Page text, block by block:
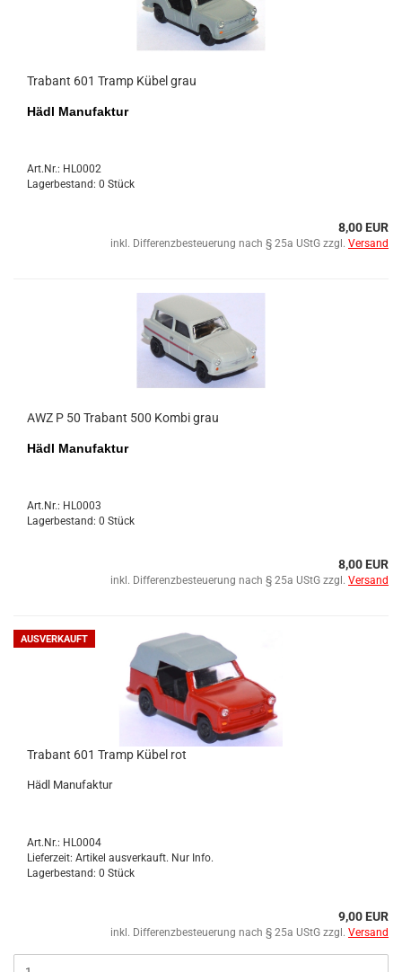
Tra­bant 601 Tramp Kübel grau
Hädl Ma­nu­fak­tur
Art.Nr.: HL0002
Lagerbestand: 0 Stück
8,00 EUR
inkl. Differenzbesteuerung nach § 25a UStG zzgl. Versand
AWZ P 50 Tra­bant 500 Kombi grau
Hädl Ma­nu­fak­tur
Art.Nr.: HL0003
Lagerbestand: 0 Stück
8,00 EUR
inkl. Differenzbesteuerung nach § 25a UStG zzgl. Versand
AUSVERKAUFT
Tra­bant 601 Tramp Kübel rot
Hädl Ma­nu­fak­tur
Art.Nr.: HL0004
Lieferzeit: Artikel ausverkauft. Nur Info.
Lagerbestand: 0 Stück
9,00 EUR
inkl. Differenzbesteuerung nach § 25a UStG zzgl. Versand